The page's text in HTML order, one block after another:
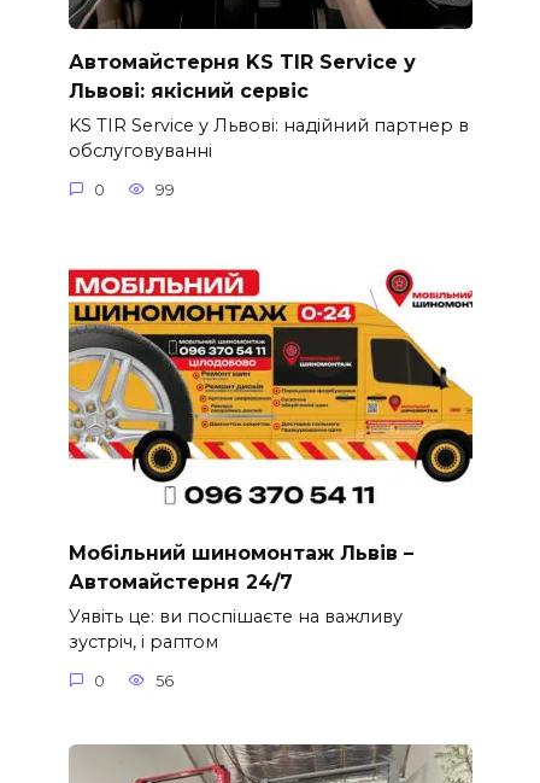
Автомайстерня KS TIR Service у
Львові: якісний сервіс
KS TIR Service у Львові: надійний партнер в
обслуговуванні
0 99
Мобільний шиномонтаж Львів –
Автомайстерня 24/7
Уявіть це: ви поспішаєте на важливу
зустріч, і раптом
0 56